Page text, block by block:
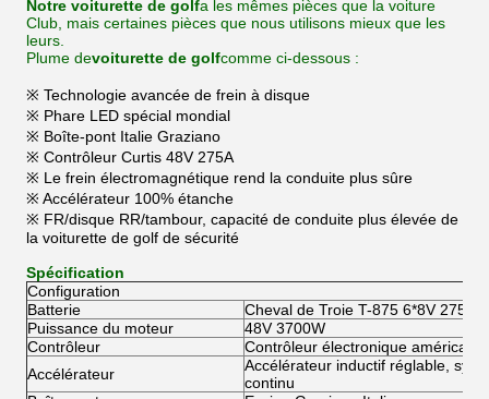
Notre voiturette de golfa les mêmes pièces que la voiture
Club, mais certaines pièces que nous utilisons mieux que les
leurs.
Plume devoiturette de golfcomme ci-dessous :
※ Technologie avancée de frein à disque
※ Phare LED spécial mondial
※ Boîte-pont Italie Graziano
※ Contrôleur Curtis 48V 275A
※ Le frein électromagnétique rend la conduite plus sûre
※ Accélérateur 100% étanche
※ FR/disque RR/tambour, capacité de conduite plus élevée de
la voiturette de golf de sécurité
Spécification
Configuration
Batterie
Cheval de Troie T-875 6*8V 275AH
Puissance du moteur
48V 3700W
Contrôleur
Contrôleur électronique américain
Accélérateur
Accélérateur inductif réglable,
continu